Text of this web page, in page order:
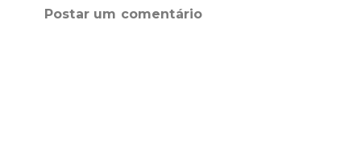
Postar um comentário